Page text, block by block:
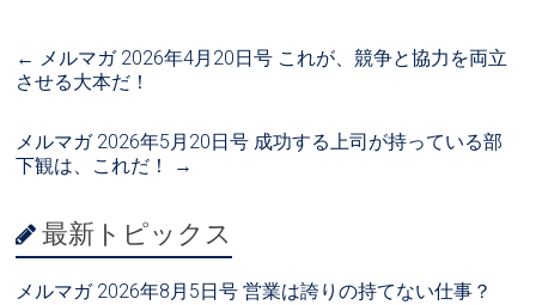
← メルマガ 2026年4月20日号 これが、競争と協力を両立
させる大本だ！
メルマガ 2026年5月20日号 成功する上司が持っている部
下観は、これだ！
→
最新トピックス
メルマガ 2026年8月5日号 営業は誇りの持てない仕事？